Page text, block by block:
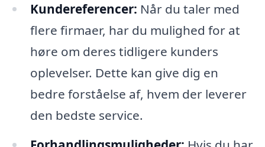
Kundereferencer: Når du taler med
flere firmaer, har du mulighed for at
høre om deres tidligere kunders
oplevelser. Dette kan give dig en
bedre forståelse af, hvem der leverer
den bedste service.